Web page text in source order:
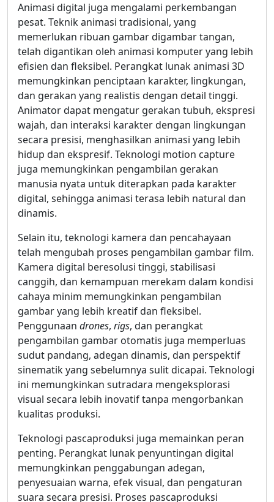
Animasi digital juga mengalami perkembangan
pesat. Teknik animasi tradisional, yang
memerlukan ribuan gambar digambar tangan,
telah digantikan oleh animasi komputer yang lebih
efisien dan fleksibel. Perangkat lunak animasi 3D
memungkinkan penciptaan karakter, lingkungan,
dan gerakan yang realistis dengan detail tinggi.
Animator dapat mengatur gerakan tubuh, ekspresi
wajah, dan interaksi karakter dengan lingkungan
secara presisi, menghasilkan animasi yang lebih
hidup dan ekspresif. Teknologi motion capture
juga memungkinkan pengambilan gerakan
manusia nyata untuk diterapkan pada karakter
digital, sehingga animasi terasa lebih natural dan
dinamis.
Selain itu, teknologi kamera dan pencahayaan
telah mengubah proses pengambilan gambar film.
Kamera digital beresolusi tinggi, stabilisasi
canggih, dan kemampuan merekam dalam kondisi
cahaya minim memungkinkan pengambilan
gambar yang lebih kreatif dan fleksibel.
Penggunaan drones, rigs, dan perangkat
pengambilan gambar otomatis juga memperluas
sudut pandang, adegan dinamis, dan perspektif
sinematik yang sebelumnya sulit dicapai. Teknologi
ini memungkinkan sutradara mengeksplorasi
visual secara lebih inovatif tanpa mengorbankan
kualitas produksi.
Teknologi pascaproduksi juga memainkan peran
penting. Perangkat lunak penyuntingan digital
memungkinkan penggabungan adegan,
penyesuaian warna, efek visual, dan pengaturan
suara secara presisi. Proses pascaproduksi